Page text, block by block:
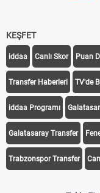
KEŞFET
iddaa Canlı Skor Puan
Transfer Haberleri TV'de
iddaa Programı
Galatasaray Transfer
Trabzonspor Transfer